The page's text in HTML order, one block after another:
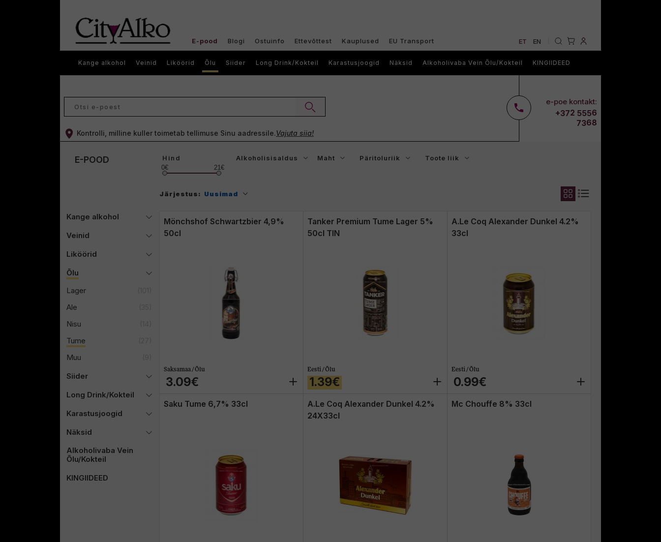
E-pood Blogi Ostuinfo Ettevõttest Kauplused EU Transport ET EN
Kange alkohol Veinid Liköörid Õlu Siider Long Drink/Kokteil Karastusjoogid Näksid Alkoholivaba Vein Õlu/Kokteil KINGIIDEED
e-poe kontakt:
+372 5556
7368
Kontrolli, milline kuller toimetab tellimuse Sinu aadressile.Vajuta siia!
E-POOD Hind
0€ 21€
Alkoholisisaldus Maht Päritoluriik Toote liik
Kange alkohol
Veinid
Liköörid
Õlu
Lager
Ale
Nisu
Tume
Muu
Siider
Long Drink/Kokteil
Karastusjoogid
Näksid
Alkoholivaba Vein
Õlu/Kokteil
KINGIIDEED
Järjestus: Uusimad
Mönchshof Schwartzbier 4,9%
50cl
Saksamaa / Õlu
3.09€
Tanker Premium Tume Lager 5%
50cl TIN
Eesti / Õlu
1.39€
A.Le Coq Alexander Dunkel 4.2%
33cl
Eesti / Õlu
0.99€
Saku Tume 6,7% 33cl
A.Le Coq Alexander Dunkel 4.2%
24X33cl
Mc Chouffe 8% 33cl